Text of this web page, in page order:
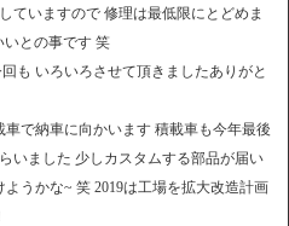
ていますので 修理は最低限にとどめま
いとの事です 笑
も いろいろさせて頂きましたありがと
で納車に向かいます 積載車も今年最後
いました 少しカスタムする部品が届い
うかな~ 笑 2019は工場を拡大改造計画